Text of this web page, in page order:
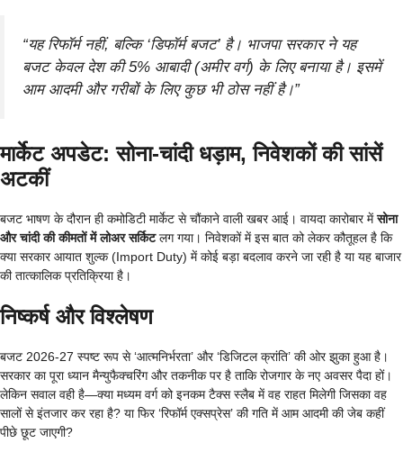
“यह रिफॉर्म नहीं, बल्कि ‘डिफॉर्म बजट’ है। भाजपा सरकार ने यह
बजट केवल देश की 5% आबादी (अमीर वर्ग) के लिए बनाया है। इसमें
आम आदमी और गरीबों के लिए कुछ भी ठोस नहीं है।”
मार्केट अपडेट: सोना-चांदी धड़ाम, निवेशकों की सांसें
अटकीं
बजट भाषण के दौरान ही कमोडिटी मार्केट से चौंकाने वाली खबर आई। वायदा कारोबार मेंसोना
और चांदी की कीमतों में लोअर सर्किटलग गया। निवेशकों में इस बात को लेकर कौतूहल है कि
क्या सरकार आयात शुल्क (Import Duty) में कोई बड़ा बदलाव करने जा रही है या यह बाजार
की तात्कालिक प्रतिक्रिया है।
निष्कर्ष और विश्लेषण
बजट 2026-27 स्पष्ट रूप से ‘आत्मनिर्भरता’ और ‘डिजिटल क्रांति’ की ओर झुका हुआ है।
सरकार का पूरा ध्यान मैन्युफैक्चरिंग और तकनीक पर है ताकि रोजगार के नए अवसर पैदा हों।
लेकिन सवाल वही है—क्या मध्यम वर्ग को इनकम टैक्स स्लैब में वह राहत मिलेगी जिसका वह
सालों से इंतजार कर रहा है? या फिर ‘रिफॉर्म एक्सप्रेस’ की गति में आम आदमी की जेब कहीं
पीछे छूट जाएगी?